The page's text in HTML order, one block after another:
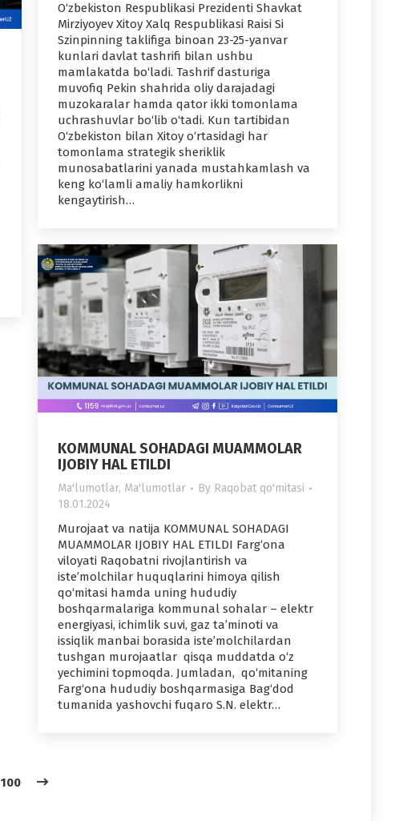
O‘zbekiston Respublikasi Prezidenti Shavkat
Mirziyoyev Xitoy Xalq Respublikasi Raisi Si
Szinpinning taklifiga binoan 23-25-yanvar
kunlari davlat tashrifi bilan ushbu
mamlakatda bo‘ladi. Tashrif dasturiga
muvofiq Pekin shahrida oliy darajadagi
muzokaralar hamda qator ikki tomonlama
uchrashuvlar bo‘lib o‘tadi. Kun tartibidan
O‘zbekiston bilan Xitoy o‘rtasidagi har
tomonlama strategik sheriklik
munosabatlarini yanada mustahkamlash va
keng ko‘lamli amaliy hamkorlikni
kengaytirish…
KOMMUNAL SOHADAGI MUAMMOLAR
IJOBIY HAL ETILDI
Ma'lumotlar, Ma'lumotlar By Raqobat qo'mitasi
18.01.2024
Murojaat va natija KOMMUNAL SOHADAGI
MUAMMOLAR IJOBIY HAL ETILDI Farg‘ona
viloyati Raqobatni rivojlantirish va
iste’molchilar huquqlarini himoya qilish
qo‘mitasi hamda uning hududiy
boshqarmalariga kommunal sohalar – elektr
energiyasi, ichimlik suvi, gaz ta’minoti va
issiqlik manbai borasida iste’molchilardan
tushgan murojaatlar qisqa muddatda o‘z
yechimini topmoqda. Jumladan, qo‘mitaning
Farg‘ona hududiy boshqarmasiga Bag‘dod
tumanida yashovchi fuqaro S.N. elektr…
100